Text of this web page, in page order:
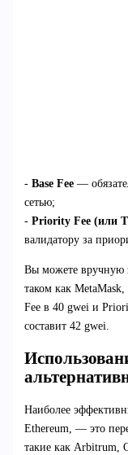
- Base Fee—
сетью;
- Priority Fee (или
валидатору за
Вы можете вручную
таком как
Fee в 40 gwei и
составит 42 gwei.
Наиболее
Ethereum, — это
такие как Arbitrum,